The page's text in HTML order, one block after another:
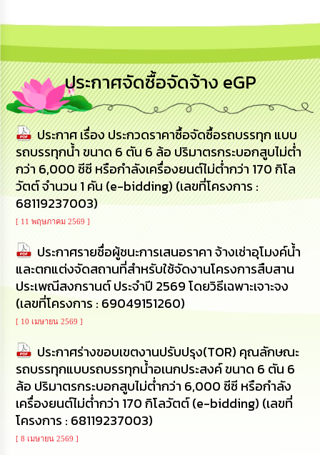
ทรัพยากร
การ
บริหาร
งาน
การ
ส่ง
เสริม
ความ
โปร่งใส
การ
จัด
ซื้อ
จัด
จ้าง
การ
เงิน
การ
คลัง
นโยบาย
No
Gift
Policy
ประกาศจัดซื้อจัดจ้าง eGP
ประกาศ เรื่อง ประกวดราคาซื้อจัดซื้อรถบรรทุก แบบ
รถบรรทุกน้ำ ขนาด 6 ตัน 6 ล้อ ปริมาตรกระบอกสูบไม่ต่ำ
กว่า 6,000 ซีซี หรือกำลังเครื่องยนต์ไม่ต่ำกว่า 170 กิโล
วัตต์ จำนวน 1 คัน (e-bidding) (เลขที่โครงการ :
68119237003)
[ 11 พฤษภาคม 2569 ]
ประกาศรายชื่อผู้ชนะการเสนอราคา จ้างเช่าอุโมงค์น้ำ
และตกแต่งจัดสถานที่สำหรับใช้จัดงานโครงการสืบสาน
ประเพณีสงกรานต์ ประจำปี 2569 โดยวิธีเฉพาะเจาะจง
(เลขที่โครงการ : 69049151260)
[ 10 เมษายน 2569 ]
ประกาศร่างขอบเขตงานปรับปรุง(TOR) คุณลักษณะ
รถบรรทุกแบบรถบรรทุกน้ำอเนกประสงค์ ขนาด 6 ตัน 6
ล้อ ปริมาตรกระบอกสูบไม่ต่ำกว่า 6,000 ซีซี หรือกำลัง
เครื่องยนต์ไม่ต่ำกว่า 170 กิโลวัตต์ (e-bidding) (เลขที่
โครงการ : 68119237003)
[ 8 เมษายน 2569 ]